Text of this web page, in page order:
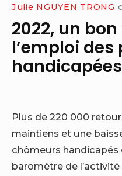
Julie NGUYEN TRONG
2022, un
l’emploi
Plus de 220 000
maintiens et une
chômeurs handicapés
baromètre de